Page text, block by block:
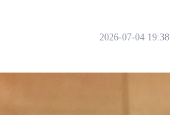
2026-07-04 19:38